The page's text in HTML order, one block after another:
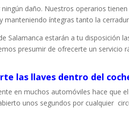
daño. Nuestros operarios
íntegras tanto la
Salamanca estarán a tu disposición
presumir de ofrecerte un servicio
las llaves dentro del
en muchos automóviles hace que
unos segundos por cualquier